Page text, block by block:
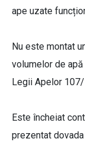
ape uzate
Nu este montat
volumelor de
Legii Apelor
Este încheiat
prezentat